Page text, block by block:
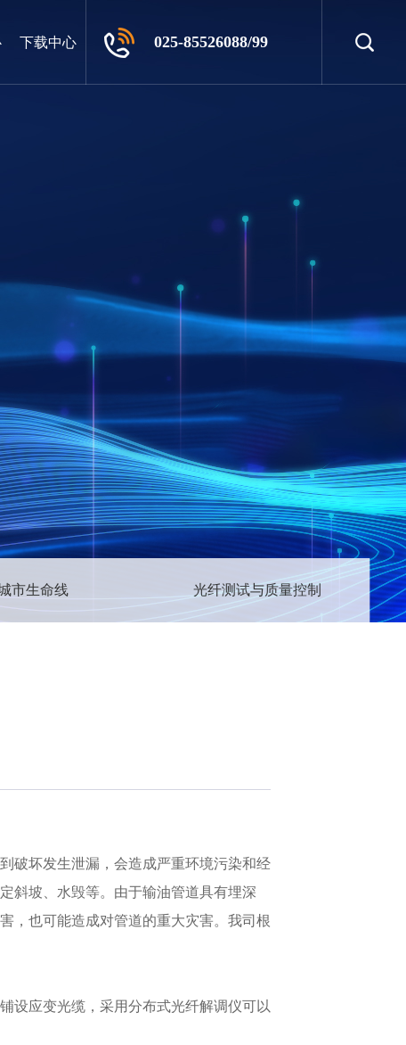
025-85526088/99
下载中心
市生命线 光纤测试与质量控制
破坏发生泄漏，会造成严重环境污染和经
斜坡、水毁等。由于输油管道具有埋深
，也可能造成对管道的重大灾害。我司根
设应变光缆，采用分布式光纤解调仪可以